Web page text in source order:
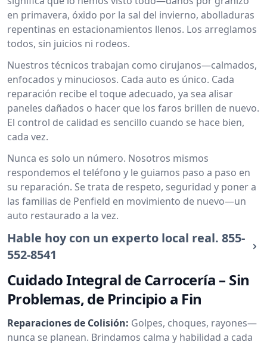
en primavera, óxido por la sal del invierno, abolladuras
repentinas en estacionamientos llenos. Los arreglamos
todos, sin juicios ni rodeos.
Nuestros técnicos trabajan como cirujanos—calmados,
enfocados y minuciosos. Cada auto es único. Cada
reparación recibe el toque adecuado, ya sea alisar
paneles dañados o hacer que los faros brillen de nuevo.
El control de calidad es sencillo cuando se hace bien,
cada vez.
Nunca es solo un número. Nosotros mismos
respondemos el teléfono y le guiamos paso a paso en
su reparación. Se trata de respeto, seguridad y poner a
las familias de Penfield en movimiento de nuevo—un
auto restaurado a la vez.
Hable hoy con un experto local real. 855-
552-8541
Cuidado Integral de Carrocería – Sin
Problemas, de Principio a Fin
Reparaciones de Colisión: Golpes, choques, rayones—
nunca se planean. Brindamos calma y habilidad a cada